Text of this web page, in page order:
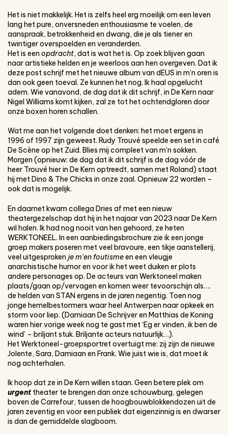
Het is niet makkelijk. Het is zelfs heel erg moeilijk om een leven
lang het pure, onversneden enthousiasme te voelen, de
aanspraak, betrokkenheid en dwang, die je als tiener en
twintiger overspoelden en veranderden.
Het is een opdracht, dat is wat het is. Op zoek blijven gaan
naar artistieke helden en je weerloos aan hen overgeven. Dat ik
deze post schrijf met het nieuwe album van dEUS in m’n oren is
dan ook geen toeval. Ze kunnen het nog. Ik haal opgelucht
adem. Wie vanavond, de dag dat ik dit schrijf, in De Kern naar
Nigel Williams komt kijken, zal ze tot het ochtendgloren door
onze boxen horen schallen.
Wat me aan het volgende doet denken: het moet ergens in
1996 of 1997 zijn geweest. Rudy Trouvé speelde een set in café
De Scène op het Zuid. Blies mij compleet van m’n sokken.
Morgen (opnieuw: de dag dat ik dit schrijf is de dag vóór de
heer Trouvé hier in De Kern optreedt, samen met Roland) staat
hij met Dino & The Chicks in onze zaal. Opnieuw 22 worden –
ook dat is mogelijk.
En daarnet kwam collega Dries af met een nieuw
theatergezelschap dat hij in het najaar van 2023 naar De Kern
wil halen. Ik had nog nooit van hen gehoord, ze heten
WERKTONEEL. In een aanbiedingsbrochure zie ik een jonge
groep makers poseren met veel bravoure, een tikje aanstellerij,
veel uitgesproken je m’en foutismeen een vleugje
anarchistische humor en voor ik het weet duiken er plots
andere personages op. De acteurs van Werktoneel maken
plaats/gaan op/vervagen en komen weer tevoorschijn als….
de helden van STAN ergens in de jaren negentig. Toen nog
jonge hemelbestormers waar heel Antwerpen naar opkeek en
storm voor liep. (Damiaan De Schrijver en Matthias de Koning
waren hier vorige week nog te gast met ‘Eg er vinden, ik ben de
wind’ – briljant stuk. Briljante acteurs natuurlijk…).
Het Werktoneel-groepsportret overtuigt me: zij zijn de nieuwe
Jolente, Sara, Damiaan en Frank. Wie juist wie is, dat moet ik
nog achterhalen.
Ik hoop dat ze in De Kern willen staan. Geen betere plek om
urgent theater te brengen dan onze schouwburg, gelegen
boven de Carrefour, tussen de hoogbouwblokkendozen uit de
jaren zeventig en voor een publiek dat eigenzinnig is en dwarser
is dan de gemiddelde slagboom.